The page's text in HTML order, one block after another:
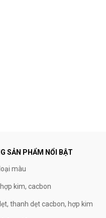
SẢN PHẨM NỔI BẬT
màu
kim, cacbon
thanh dẹt cacbon, hợp kim